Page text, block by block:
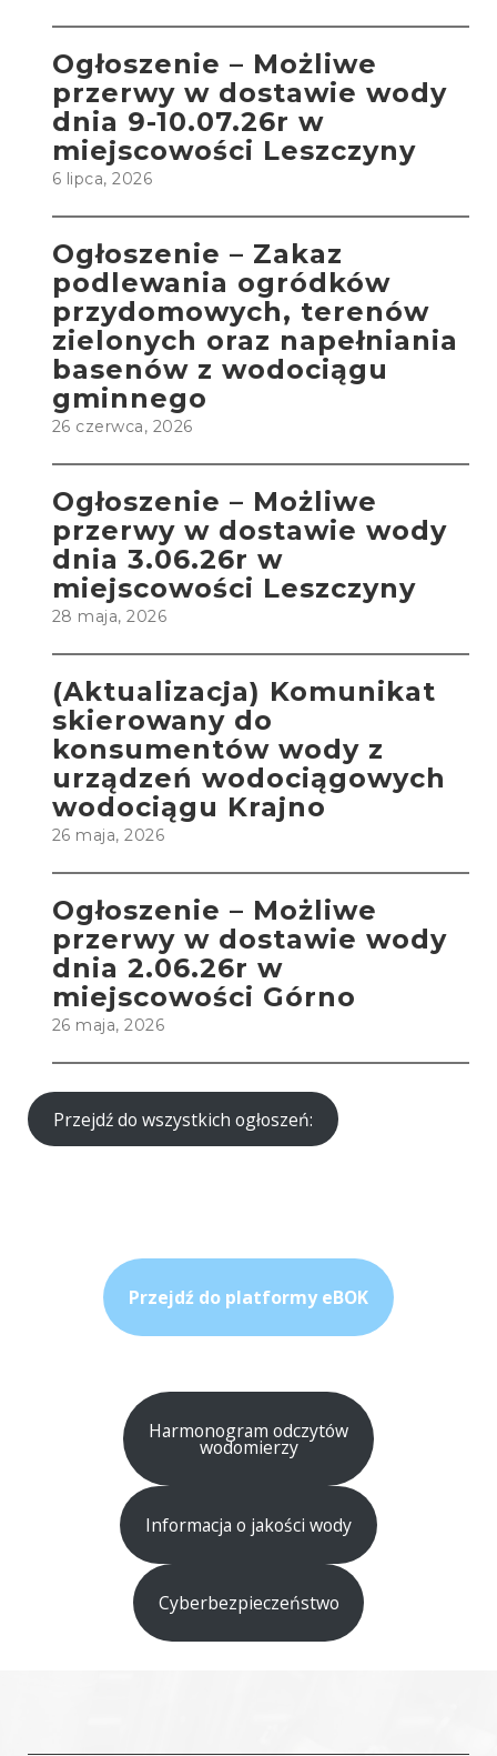
Ogłoszenie – Możliwe
przerwy w dostawie wody
dnia 9-10.07.26r w
miejscowości Leszczyny
6 lipca, 2026
Ogłoszenie – Zakaz
podlewania ogródków
przydomowych, terenów
zielonych oraz napełniania
basenów z wodociągu
gminnego
26 czerwca, 2026
Ogłoszenie – Możliwe
przerwy w dostawie wody
dnia 3.06.26r w
miejscowości Leszczyny
28 maja, 2026
(Aktualizacja) Komunikat
skierowany do
konsumentów wody z
urządzeń wodociągowych
wodociągu Krajno
26 maja, 2026
Ogłoszenie – Możliwe
przerwy w dostawie wody
dnia 2.06.26r w
miejscowości Górno
26 maja, 2026
Przejdź do wszystkich ogłoszeń:
Przejdź do platformy eBOK
Harmonogram odczytów
wodomierzy
Informacja o jakości wody
Cyberbezpieczeństwo